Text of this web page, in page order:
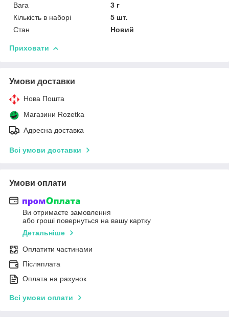
Вага
3 г
Кількість в наборі
5 шт.
Стан
Новий
Приховати
Умови доставки
Нова Пошта
Магазини Rozetka
Адресна доставка
Всі умови доставки
Умови оплати
Ви отримаєте замовлення
або гроші повернуться на вашу картку
Детальніше
Оплатити частинами
Післяплата
Оплата на рахунок
Всі умови оплати